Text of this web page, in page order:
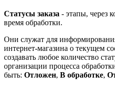
Статусы заказа - этапы, через
время обработки.
Они служат для
интернет-магазина о текущем
создавать любое количество
организации процесса
быть: Отложен, В обработке,